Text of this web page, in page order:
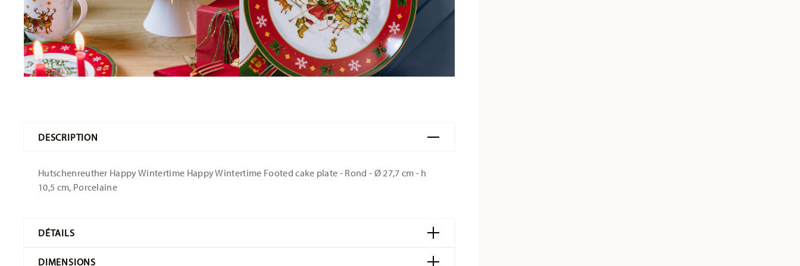
DESCRIPTION
Hutschenreuther Happy Wintertime Happy Wintertime Footed cake plate - Rond - Ø 27,7 cm - h
10,5 cm, Porcelaine
DÉTAILS
DIMENSIONS